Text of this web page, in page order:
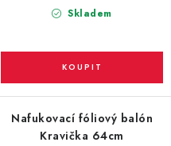
Skladem
Nafukovací fóliový balón
Kravička 64cm